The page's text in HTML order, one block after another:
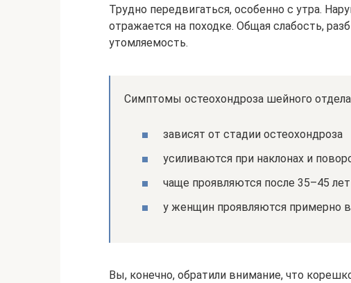
Трудно передвигаться, особенно с утра.
отражается на походке. Общая слабость,
утомляемость.
Симптомы остеохондроза шейного
зависят от стадии остеохондроза
усиливаются при наклонах и
чаще проявляются после 35–45 лет
у женщин проявляются примерно
Вы, конечно, обратили внимание, что